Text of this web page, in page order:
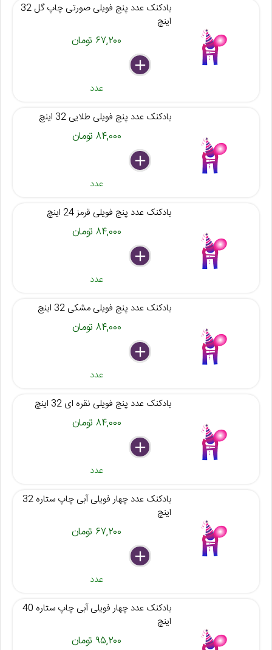
بادکنک عدد پنج فویلی صورتی چاپ گل 32
اینچ
۶۷,۲۰۰ تومان
delete
remove
add
عدد
بادکنک عدد پنج فویلی طلایی 32 اینچ
۸۴,۰۰۰ تومان
delete
remove
add
عدد
بادکنک عدد پنج فویلی قرمز 24 اینچ
۸۴,۰۰۰ تومان
delete
remove
add
عدد
بادکنک عدد پنج فویلی مشکی 32 اینچ
۸۴,۰۰۰ تومان
delete
remove
add
عدد
بادکنک عدد پنج فویلی نقره ای 32 اینچ
۸۴,۰۰۰ تومان
delete
remove
add
عدد
بادکنک عدد چهار فویلی آبی چاپ ستاره 32
اینچ
۶۷,۲۰۰ تومان
delete
remove
add
عدد
بادکنک عدد چهار فویلی آبی چاپ ستاره 40
اینچ
۹۵,۲۰۰ تومان